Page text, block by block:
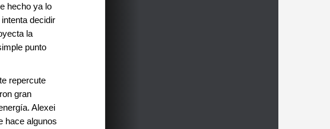
hecho ya lo
decidir
la
punto
repercute
gran
Alexei
hace algunos